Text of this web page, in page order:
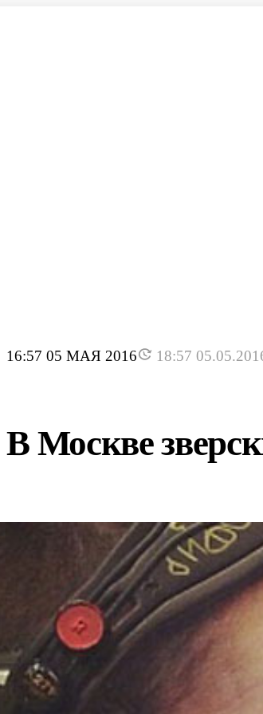
16:57 05 МАЯ 2016 18:57
В Москве